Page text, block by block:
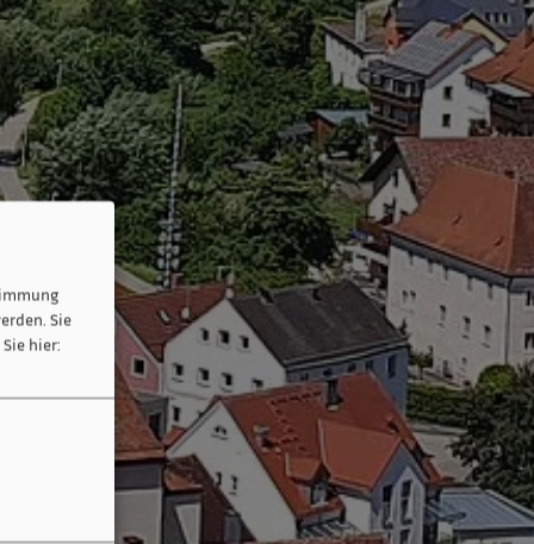
Sie
hier: